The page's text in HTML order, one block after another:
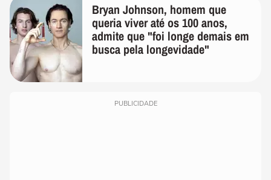
Bryan Johnson, homem que
queria viver até os 100 anos,
admite que "foi longe demais em
busca pela longevidade"
PUBLICIDADE